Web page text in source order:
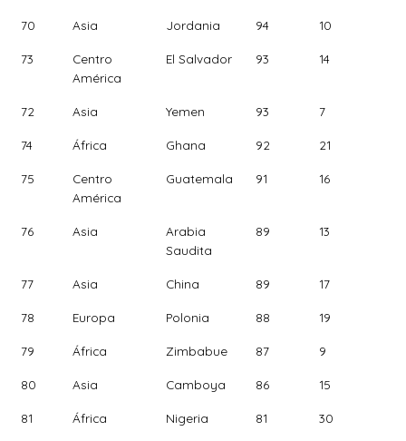
70 Asia Jordania 94 10
73
Centro
América
El Salvador 93 14
72 Asia Yemen 93 7
74 África Ghana 92 21
75
Centro
América
Guatemala 91 16
76 Asia
Arabia
Saudita
89 13
77 Asia China 89 17
78 Europa Polonia 88 19
79 África Zimbabue 87 9
80 Asia Camboya 86 15
81 África Nigeria 81 30